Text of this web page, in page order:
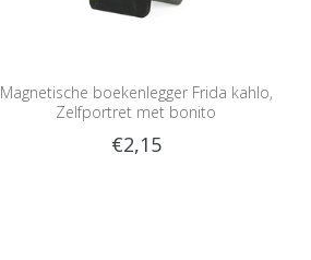
Magnetische boekenlegger Frida kahlo,
Zelfportret met bonito
€2,15